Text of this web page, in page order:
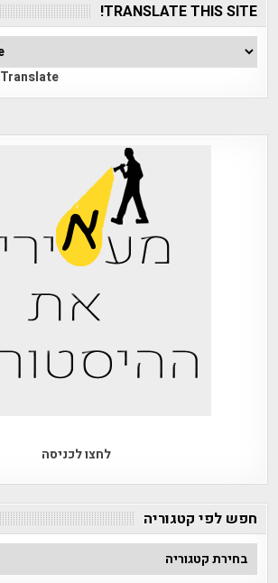
TRANSLATE THIS SITE!
Translate
לחצו לכניסה
חפש לפי קטגוריה
חפש
לפי